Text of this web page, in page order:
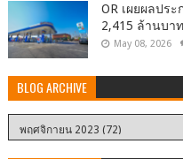
OR เผยผลปร
2,415 ล้านบา
May 08, 2026
BLOG ARCHIVE